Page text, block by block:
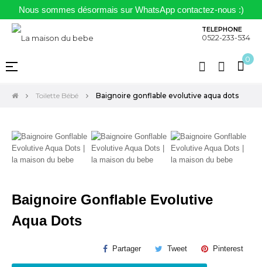
Nous sommes désormais sur WhatsApp contactez-nous :)
TELEPHONE
0522-233-534
0
Basculer
navigation
☰
Toilette Bébé Baignoire gonflable evolutive aqua dots
Baignoire Gonflable Evolutive
Aqua Dots
Partager Tweet Pinterest